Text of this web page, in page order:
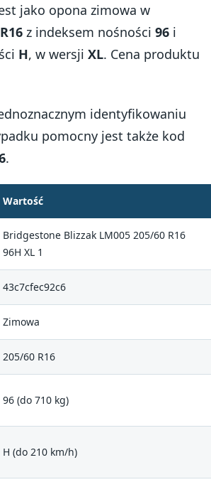
jako opona zimowa w
z indeksem nośności 96 i
H, w wersji XL. Cena produktu
identyfikowaniu
pomocny jest także kod
.
Wartość
Bridgestone Blizzak LM005 205/60 R16
96H XL 1
43c7cfec92c6
Zimowa
205/60 R16
96 (do 710 kg)
H (do 210 km/h)